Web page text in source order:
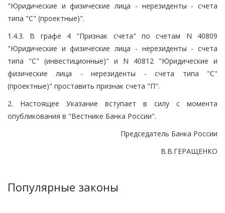
"Юридические и физические лица - нерезиденты - счета
типа "С" (проектные)".
1.4.3. В графе 4 "Признак счета" по счетам N 40809
"Юридические и физические лица - нерезиденты - счета
типа "С" (инвестиционные)" и N 40812 "Юридические и
физические лица - нерезиденты - счета типа "С"
(проектные)" проставить признак счета "П".
2. Настоящее Указание вступает в силу с момента
опубликования в "Вестнике Банка России".
Председатель Банка России
В.В.ГЕРАЩЕНКО
Популярные законы